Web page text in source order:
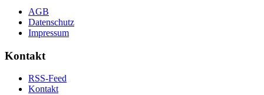
AGB
Datenschutz
Impressum
Kontakt
RSS-Feed
Kontakt